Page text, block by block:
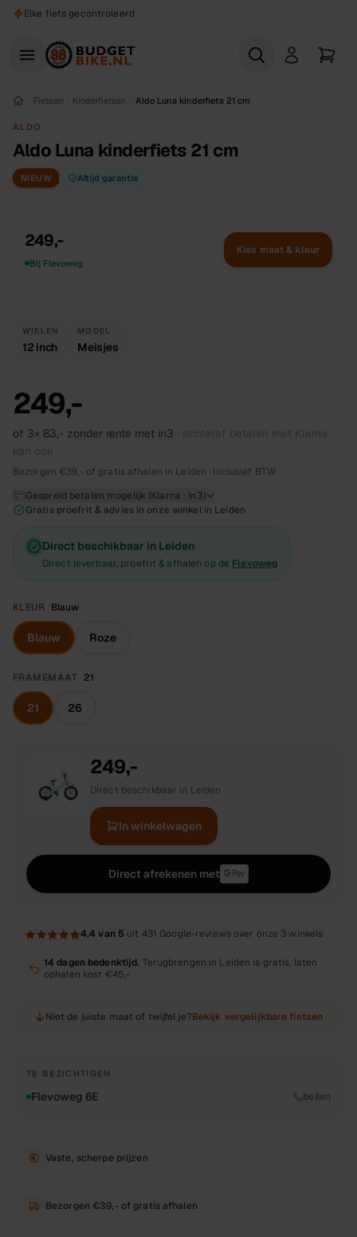
Naar hoofdinhoud
Elke fiets gecontroleerd
Fietsen Kinderfietsen Aldo Luna kinderfiets 21 cm
ALDO
Aldo Luna kinderfiets 21 cm
NIEUW Altijd garantie
249,-
Bij Flevoweg
Kies maat & kleur
WIELEN
12 inch
MODEL
Meisjes
249,-
of 3× 83,- zonder rente met in3 · achteraf betalen met Klarna
kan ook
Bezorgen €39,- of gratis afhalen in Leiden · Inclusief BTW
Gespreid betalen mogelijk (Klarna · in3)
Gratis proefrit & advies in onze winkel in Leiden
Direct beschikbaar in Leiden
Direct leverbaar, proefrit & afhalen op de Flevoweg
KLEUR Blauw
Blauw Roze
FRAMEMAAT 21
21 26
249,-
Direct beschikbaar in Leiden
In winkelwagen
Direct afrekenen met
4,4 van 5 uit 431 Google-reviews over onze 3 winkels
14 dagen bedenktijd. Terugbrengen in Leiden is gratis, laten
ophalen kost €45,-
Niet de juiste maat of twijfel je?Bekijk vergelijkbare fietsen
TE BEZICHTIGEN
Flevoweg 6E bellen
Vaste, scherpe prijzen
Bezorgen €39,- of gratis afhalen